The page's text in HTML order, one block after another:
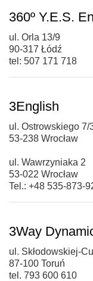
360º Y.E.S.
ul. Orla 13/9
90-317 Łódź
tel: 507 171 718
3English
ul. Ostrowskiego 7/
53-238 Wrocław
ul. Wawrzyniaka 2
53-022 Wrocław
Tel.: +48 535-873-
3Way
ul. Skłodowskiej-
87-100 Toruń
tel. 793 600 610